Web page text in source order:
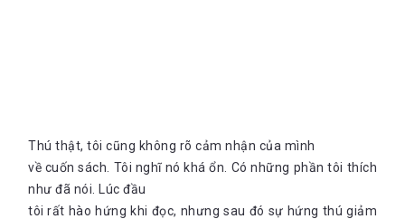
Thú thật, tôi cũng không rõ cảm nhận của mình
về cuốn sách. Tôi nghĩ nó khá ổn. Có những phần tôi thích
như đã nói. Lúc đầu
tôi rất hào hứng khi đọc, nhưng sau đó sự hứng thú giảm